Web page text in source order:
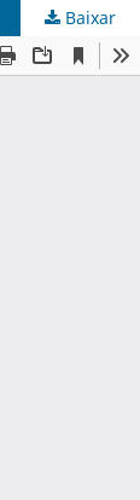
Baixar